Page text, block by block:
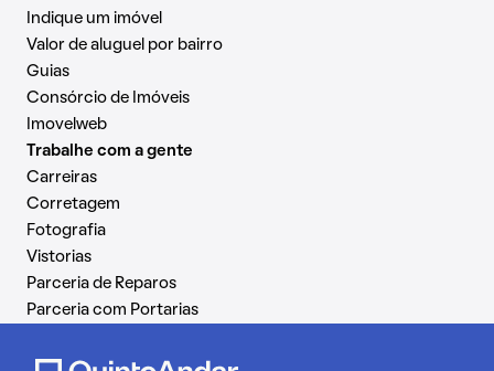
Indique um imóvel
Valor de aluguel por bairro
Guias
Consórcio de Imóveis
Imovelweb
Trabalhe com a gente
Carreiras
Corretagem
Fotografia
Vistorias
Parceria de Reparos
Parceria com Portarias